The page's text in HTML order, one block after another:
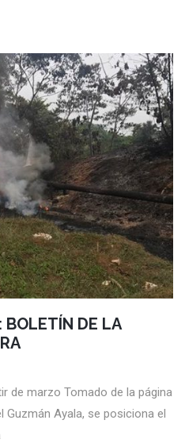
BOLETÍN DE LA
de marzo Tomado de la página
Ayala, se posiciona el